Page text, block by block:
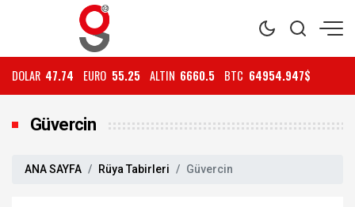
DOLAR 47.74 EURO 55.25 ALTIN 6660.5 BTC 64954.947$
Güvercin
ANA SAYFA Rüya Tabirleri Güvercin